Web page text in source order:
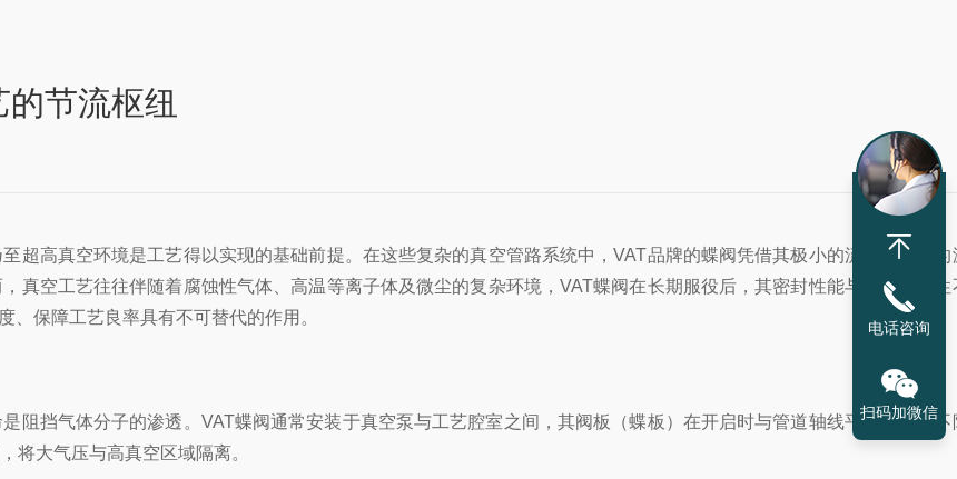
节流枢纽
超高真空环境是工艺得以实现的基础前提。在这些复杂的真空管路系统中，VAT品牌的蝶阀凭借其极小的流阻、极低的
真空工艺往往伴随着腐蚀性气体、高温等离子体及微尘的复杂环境，VAT蝶阀在长期服役后，其密封性能与机械灵活性
保障工艺良率具有不可替代的作用。
阻挡气体分子的渗透。VAT蝶阀通常安装于真空泵与工艺腔室之间，其阀板（蝶板）在开启时与管道轴线平行，几乎不
将大气压与高真空区域隔离。
电话咨询
扫码加微信